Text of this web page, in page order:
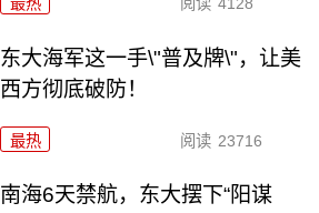
东大海军这一手\"普及牌\"，让美
西方彻底破防！
最热 阅读 23716
南海6天禁航，东大摆下“阳谋